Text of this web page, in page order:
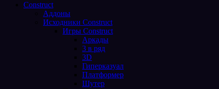
Construct
Аддоны
Исходники Construct
Игры Construct
Аркады
3 в ряд
3D
Гиперказуал
Платформер
Шутер